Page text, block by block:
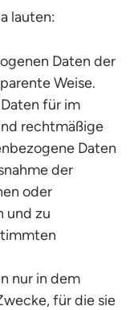
lauten:
Daten der
Weise.
für im
rechtmäßige
Daten
der
oder
und zu
nur in dem
für die sie